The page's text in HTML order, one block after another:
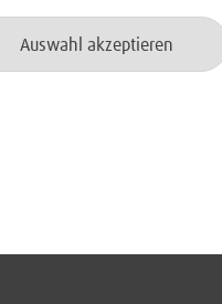
Auswahl akzeptieren
in Wort und
Klasse B